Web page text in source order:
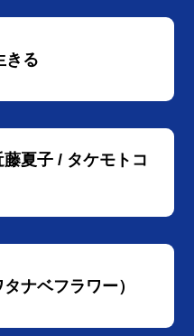
きる
夏子 / タケモトコ
ナベフラワー）